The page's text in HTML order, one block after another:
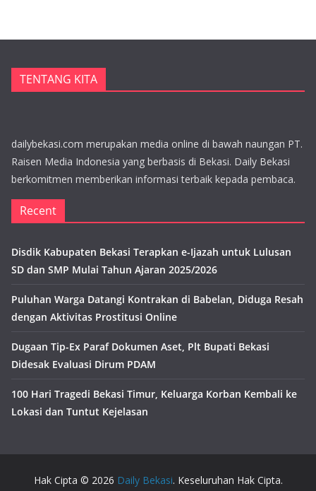
TENTANG KITA
dailybekasi.com merupakan media online di bawah naungan PT.
Raisen Media Indonesia yang berbasis di Bekasi. Daily Bekasi
berkomitmen memberikan informasi terbaik kepada pembaca.
Recent
Disdik Kabupaten Bekasi Terapkan e-Ijazah untuk Lulusan
SD dan SMP Mulai Tahun Ajaran 2025/2026
Puluhan Warga Datangi Kontrakan di Babelan, Diduga Resah
dengan Aktivitas Prostitusi Online
Dugaan Tip-Ex Paraf Dokumen Aset, Plt Bupati Bekasi
Didesak Evaluasi Dirum PDAM
100 Hari Tragedi Bekasi Timur, Keluarga Korban Kembali ke
Lokasi dan Tuntut Kejelasan
Hak Cipta © 2026 Daily Bekasi. Keseluruhan Hak Cipta.